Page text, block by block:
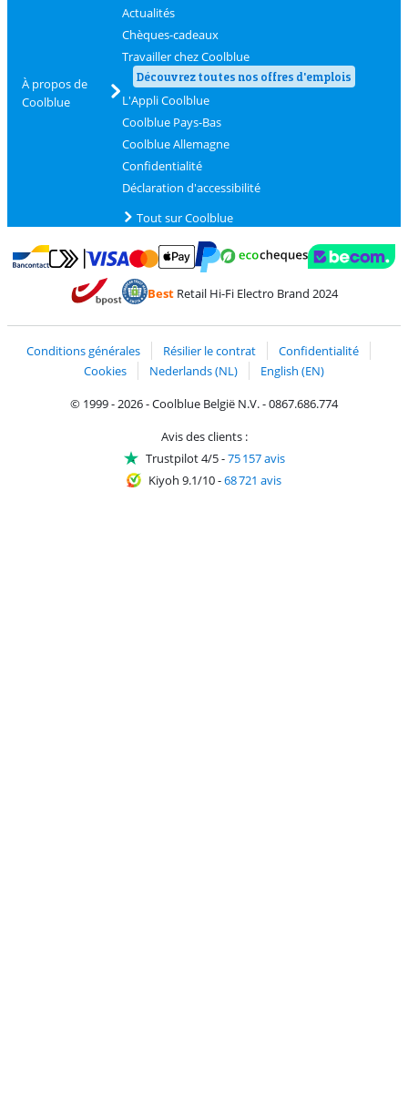
À propos de
Coolblue
Actualités
Chèques-cadeaux
Travailler chez Coolblue
Découvrez toutes nos offres d'emplois
L'Appli Coolblue
Coolblue Pays-Bas
Coolblue Allemagne
Confidentialité
Déclaration d'accessibilité
Tout sur Coolblue
Payer avec Bancontact
Payer avec MasterCard et Visa via ClickToPay
BestRetail Hi-Fi Electro Brand 2024
Conditions générales Résilier le contrat
Confidentialité
Cookies
Nederlands (NL)
English (EN)
© 1999 - 2026 - Coolblue België N.V. - 0867.686.774
Avis des clients :
Trustpilot 4/5-75 157 avis
Kiyoh 9.1/10-68 721 avis